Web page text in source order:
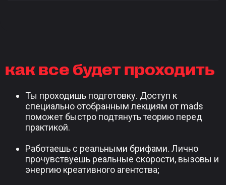
как все будет проходить
Ты проходишь подготовку. Доступ к
специально отобранным лекциям от mads
поможет быстро подтянуть теорию перед
практикой.
Работаешь с реальными брифами. Лично
прочувствуешь реальные скорости, вызовы и
энергию креативного агентства;